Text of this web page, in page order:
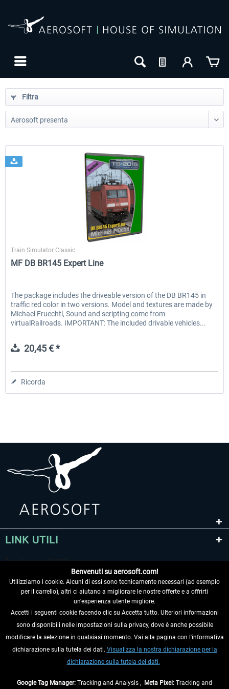
EmergencyDispatcherPro - 24h Free
0,00 € * 36,59 € *
Filtra
Michael Früchtl
Train Simulator Classic
MF DB BR145 Expert Line
The package includes the driveable version of the DB BR145 in
traffic red color in two versions. Model and textures are made by
Michael Fruechtl, Sound and scripting come from
virtualRailroads. IMPORTANT: The included drivable vehicles...
20,45 € *
Ricorda
LINK UTILI
RECEDERE DAL CONTRATTO
INFORMAZIONI
Benvenuti su aerosoft.com!
Utilizziamo i cookie. Alcuni di essi sono tecnicamente necessari (ad esempio
per il carrello), altri ci aiutano a migliorare le nostre offerte e a offrirti
un'esperienza utente migliore.
Accetti i seguenti cookie facendo clic su Accetta tutto. Ulteriori informazioni
sono disponibili nelle impostazioni sulla privacy, dove è anche possibile
modificare la selezione in qualsiasi momento. Vai alla pagina con l'informativa
dichiarazione sulla tutela dei dati. Visualizza la nostra dichiarazione per la
dichiarazione sulla tutela dei dati.
Google Tag Manager: Tracking and Analysis , Meta Pixel: Tracking and